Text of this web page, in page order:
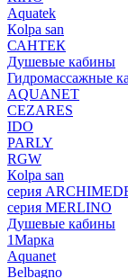
Аquatek
Кolpa san
САНТЕК
Душевые кабины
Гидромассажные
AQUANET
CEZARES
IDO
PARLY
RGW
Кolpa san
серия
серия MERLINO
Душевые кабины
1Марка
Aquanet
Belbagno